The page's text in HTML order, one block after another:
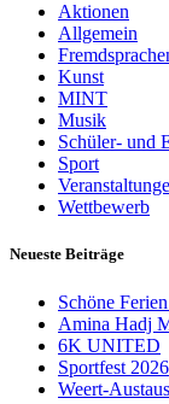
Aktionen
Allgemein
Kunst
MINT
Musik
Schüler- und
Sport
Wettbewerb
Neueste Beiträge
Schöne
Amina Hadj
6K UNITED
Sportfest 2026
Weert-